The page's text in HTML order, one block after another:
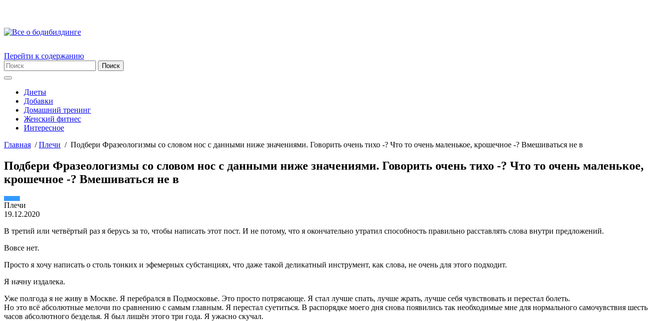
Перейти к содержанию
Диеты
Добавки
Домашний тренинг
Женский фитнес
Интересное
Главная /Плечи / Подбери Фразеологизмы со словом нос с данными ниже значениями. Говорить очень тихо -? Что то очень маленькое, крошечное -? Вмешиваться не в
Подбери Фразеологизмы со словом нос с данными ниже значениями. Говорить очень тихо -? Что то очень маленькое,
крошечное -? Вмешиваться не в
Плечи
19.12.2020
В третий или четвёртый раз я берусь за то, чтобы написать этот пост. И не потому, что я окончательно утратил способность правильно расставлять слова внутри предложений.
Вовсе нет.
Просто я хочу написать о столь тонких и эфемерных субстанциях, что даже такой деликатный инструмент, как слова, не очень для этого подходит.
Я начну издалека.
Уже полгода я не живу в Москве. Я перебрался в Подмосковье. Это просто потрясающе. Я стал лучше спать, лучше жрать, лучше себя чувствовать и перестал болеть.
Но это всё абсолютные мелочи по сравнению с самым главным. Я перестал суетиться. В распорядке моего дня снова появились так необходимые мне для нормального самочувствия шесть
часов абсолютного безделья. Я был лишён этого три года. Я ужасно скучал.